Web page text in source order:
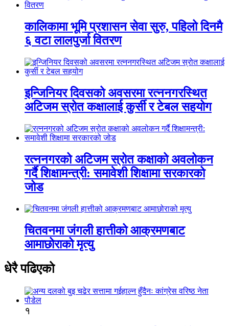
कालिकामा भूमि प्रशासन सेवा सुरु, पहिलो दिनमै
६ वटा लालपुर्जा वितरण
इन्जिनियर दिवसको अवसरमा रत्ननगरस्थित
अटिजम स्रोत कक्षालाई कुर्सी र टेबल सहयोग
रत्ननगरको अटिजम स्रोत कक्षाको अवलोकन
गर्दै शिक्षामन्त्री: समावेशी शिक्षामा सरकारको
जोड
चितवनमा जंगली हात्तीको आक्रमणबाट
आमाछोराको मृत्यु
धेरै पढिएको
१